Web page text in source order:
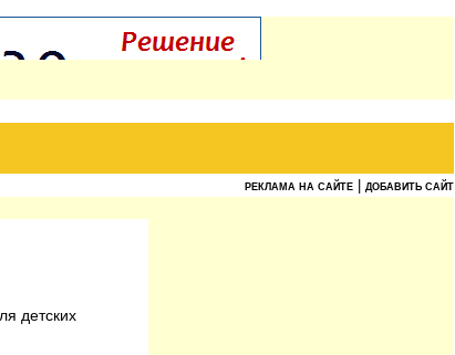
РЕКЛАМА НА САЙТЕ ДОБАВИТЬ САЙТ
детских